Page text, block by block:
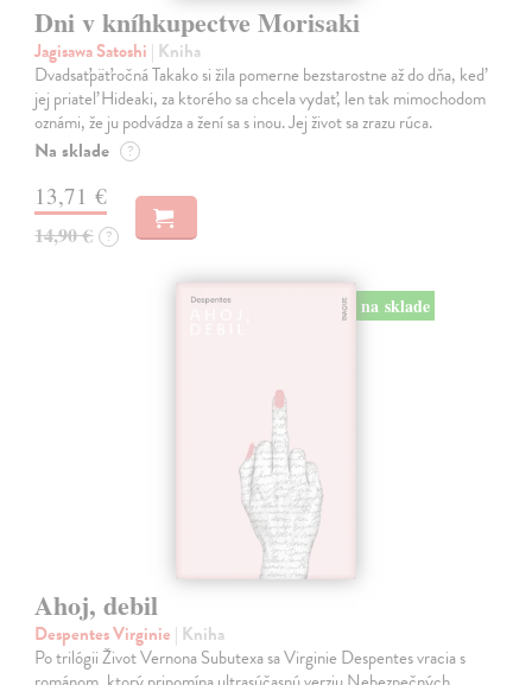
Dni v kníhkupectve Morisaki
Jagisawa Satoshi | Kniha
Dvadsaťpäťročná Takako si žila pomerne bezstarostne až do dňa, keď
jej priateľ Hideaki, za ktorého sa chcela vydať, len tak mimochodom
oznámi, že ju podvádza a žení sa s inou. Jej život sa zrazu rúca.
Na sklade ?
13,71 €
14,90 € ?
na sklade
Ahoj, debil
Despentes Virginie | Kniha
Po trilógii Život Vernona Subutexa sa Virginie Despentes vracia s